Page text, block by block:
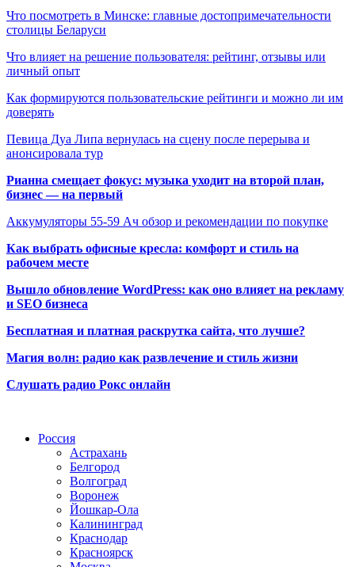
Что посмотреть в Минске: главные достопримечательности
столицы Беларуси
Что влияет на решение пользователя: рейтинг, отзывы или
личный опыт
Как формируются пользовательские рейтинги и можно ли им
доверять
Певица Дуа Липа вернулась на сцену после перерыва и
анонсировала тур
Рианна смещает фокус: музыка уходит на второй план,
бизнес — на первый
Аккумуляторы 55-59 Ач обзор и рекомендации по покупке
Как выбрать офисные кресла: комфорт и стиль на
рабочем месте
Вышло обновление WordPress: как оно влияет на рекламу
и SEO бизнеса
Бесплатная и платная раскрутка сайта, что лучше?
Магия волн: радио как развлечение и стиль жизни
Слушать радио Рокс онлайн
Россия
Астрахань
Белгород
Волгоград
Воронеж
Йошкар-Ола
Калининград
Краснодар
Красноярск